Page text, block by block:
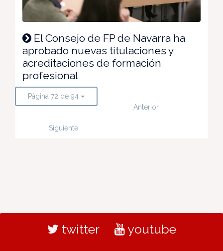
El Consejo de FP de Navarra ha
aprobado nuevas titulaciones y
acreditaciones de formación
profesional
Página 72 de 94
Anterior
Siguiente
twitter youtube